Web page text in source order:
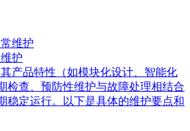
护
产品特性（如模块化设计、智能化
检查、预防性维护与故障处理相结合
稳定运行。以下是具体的维护要点和